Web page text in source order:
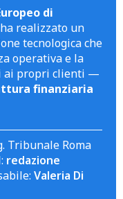
di
realizzato un
tecnologica che
operativa e la
ai propri clienti —
finanziaria
Tribunale Roma
redazione
Valeria Di